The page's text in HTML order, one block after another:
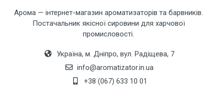
Арома — інтернет-магазин ароматизаторів та барвників.
Постачальник якісної сировини для харчової
промисловості.
Україна, м. Дніпро, вул. Радіщева, 7
info@aromatizator.in.ua
+38 (067) 633 10 01